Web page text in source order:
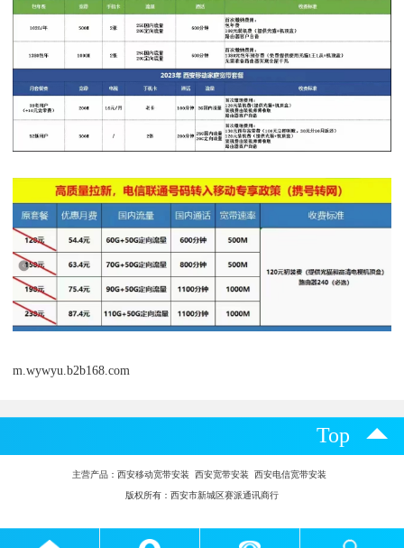
m.wywyu.b2b168.com
Top
主营产品： 西安移动宽带安装 西安宽带安装 西安电信宽带安装
版权所有：西安市新城区赛派通讯商行